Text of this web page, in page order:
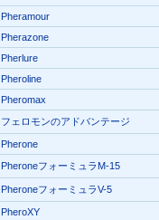
Pheramour
Pherazone
Pherlure
Pheroline
Pheromax
フェロモンのアドバンテージ
Pherone
PheroneフォーミュラM-15
PheroneフォーミュラV-5
PheroXY